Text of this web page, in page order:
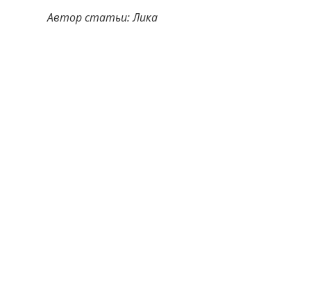
Автор статьи: Лика